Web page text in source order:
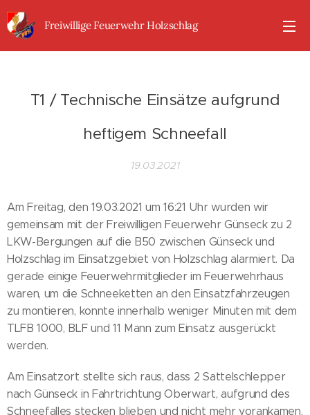
Freiwillige Feuerwehr Holzschlag
T1 / Technische Einsätze aufgrund
heftigem Schneefall
19.03.2021
Am Freitag, den 19.03.2021 um 16:21 Uhr wurden wir
gemeinsam mit der Freiwilligen Feuerwehr Günseck zu 2
LKW-Bergungen auf die B50 zwischen Günseck und
Holzschlag im Einsatzgebiet von Holzschlag alarmiert. Da
gerade einige Feuerwehrmitglieder im Feuerwehrhaus
waren, um die Schneeketten an den Einsatzfahrzeugen
zu montieren, konnte innerhalb weniger Minuten mit dem
TLFB 1000, BLF und 11 Mann zum Einsatz ausgerückt
werden.
Am Einsatzort stellte sich raus, dass 2 Sattelschlepper
nach Günseck in Fahrtrichtung Oberwart, aufgrund des
Schneefalles stecken blieben und nicht mehr vorankamen.